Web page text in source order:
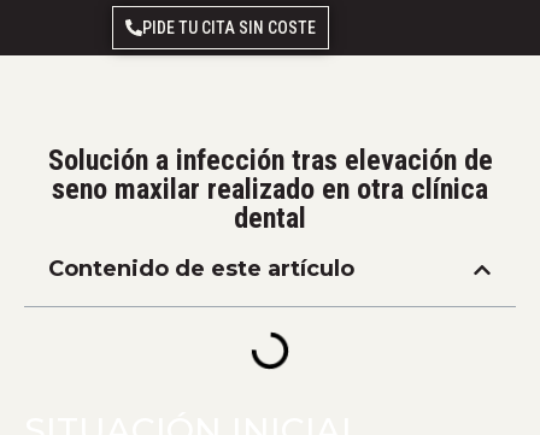
PIDE TU CITA SIN COSTE
Solución a infección tras elevación de
seno maxilar realizado en otra clínica
dental
Contenido de este artículo